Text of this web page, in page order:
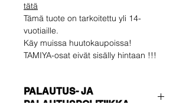
tätä
Tämä tuote on tarkoitettu yli 14-
vuotiaille.
Käy muissa huutokaupoissa!
TAMIYA-osat eivät sisälly hintaan !!!
PALAUTUS- JA
PALAUTUSPOLITIIKKA